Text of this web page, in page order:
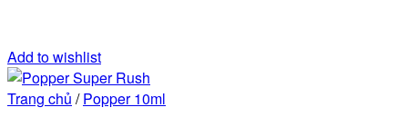
Add to wishlist
Trang chủ / Popper 10ml